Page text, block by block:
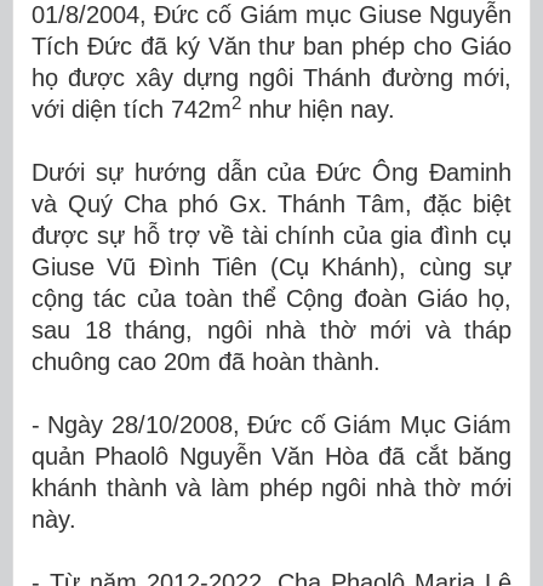
01/8/2004, Đức cố Giám mục Giuse Nguyễn
Tích Đức đã ký Văn thư ban phép cho Giáo
họ được xây dựng ngôi Thánh đường mới,
với diện tích 742m2 như hiện nay.
Dưới sự hướng dẫn của Đức Ông Đaminh
và Quý Cha phó Gx. Thánh Tâm, đặc biệt
được sự hỗ trợ về tài chính của gia đình cụ
Giuse Vũ Đình Tiên (Cụ Khánh), cùng sự
cộng tác của toàn thể Cộng đoàn Giáo họ,
sau 18 tháng, ngôi nhà thờ mới và tháp
chuông cao 20m đã hoàn thành.
- Ngày 28/10/2008, Đức cố Giám Mục Giám
quản Phaolô Nguyễn Văn Hòa đã cắt băng
khánh thành và làm phép ngôi nhà thờ mới
này.